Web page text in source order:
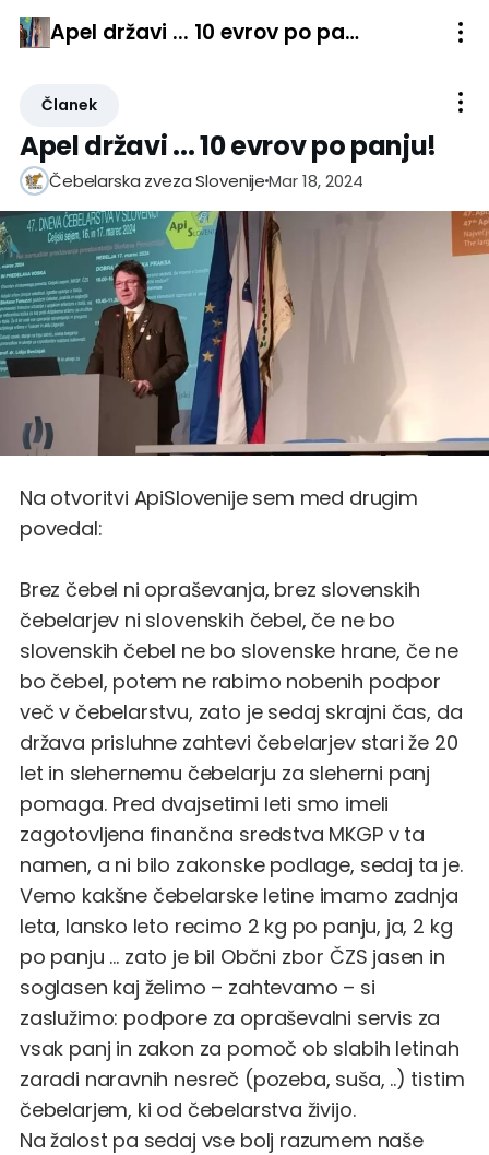
Apel državi ... 10 evrov po panju!
Članek
Apel državi ... 10 evrov po panju!
Čebelarska zveza SlovenijeMar 18, 2024
Na otvoritvi ApiSlovenije sem med drugim
povedal:
Brez čebel ni opraševanja, brez slovenskih
čebelarjev ni slovenskih čebel, če ne bo
slovenskih čebel ne bo slovenske hrane, če ne
bo čebel, potem ne rabimo nobenih podpor
več v čebelarstvu, zato je sedaj skrajni čas, da
država prisluhne zahtevi čebelarjev stari že 20
let in slehernemu čebelarju za sleherni panj
pomaga. Pred dvajsetimi leti smo imeli
zagotovljena finančna sredstva MKGP v ta
namen, a ni bilo zakonske podlage, sedaj ta je.
Vemo kakšne čebelarske letine imamo zadnja
leta, lansko leto recimo 2 kg po panju, ja, 2 kg
po panju … zato je bil Občni zbor ČZS jasen in
soglasen kaj želimo – zahtevamo – si
zaslužimo: podpore za opraševalni servis za
vsak panj in zakon za pomoč ob slabih letinah
zaradi naravnih nesreč (pozeba, suša, ..) tistim
čebelarjem, ki od čebelarstva živijo.
Na žalost pa sedaj vse bolj razumem naše